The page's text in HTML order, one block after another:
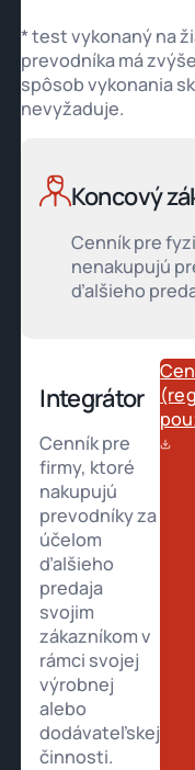
* test vykonaný na
prevodníka má
spôsob vykonania
nevyžaduje.
Koncový
Cenník pre
nenakupujú
ďalšieho
Integrátor
Cenník pre
firmy, ktoré
nakupujú
prevodníky za
účelom
ďalšieho
predaja
svojim
zákazníkom v
rámci svojej
výrobnej
alebo
dodávateľskej
činnosti.